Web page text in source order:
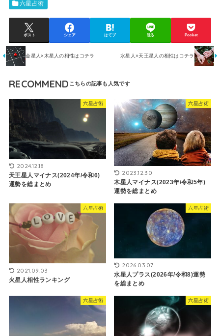
六星占術
ポスト シェア はてブ 送る Pocket
金星人×木星人の相性はコチラ 水星人×天王星人の相性はコチラ
RECOMMEND
六星占術
2024.12.18
天王星人マイナス(2024年/令和6)
運勢を総まとめ
六星占術
2023.12.30
木星人マイナス(2023年/令和5年)
運勢を総まとめ
六星占術
2021.09.03
火星人相性ランキング
六星占術
2026.03.07
水星人プラス(2026年/令和8)運勢
を総まとめ
六星占術 六星占術